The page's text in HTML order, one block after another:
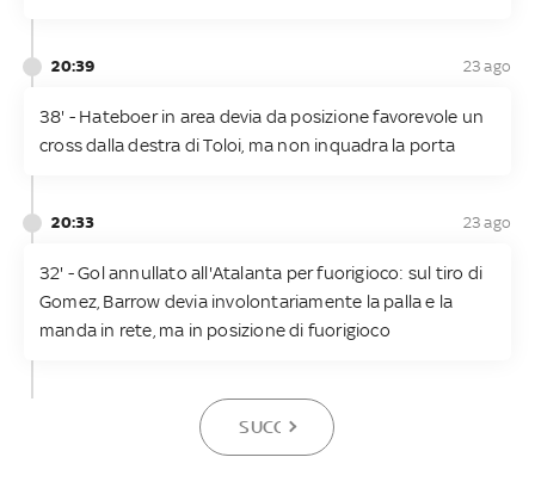
20:39 23 ago
38' - Hateboer in area devia da posizione favorevole un
cross dalla destra di Toloi, ma non inquadra la porta
20:33 23 ago
32' - Gol annullato all'Atalanta per fuorigioco: sul tiro di
Gomez, Barrow devia involontariamente la palla e la
manda in rete, ma in posizione di fuorigioco
SUCCESSIVA